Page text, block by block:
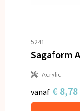
5241
Acrylic
vanaf € 8,78